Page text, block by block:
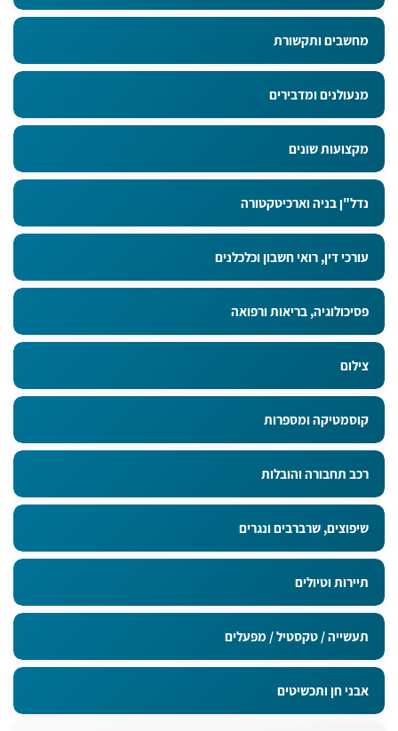
מחשבים ותקשורת
מנעולנים ומדבירים
מקצועות שונים
נדל"ן בניה וארכיטקטורה
עורכי דין, רואי חשבון וכלכלנים
פסיכולוגיה, בריאות ורפואה
צילום
קוסמטיקה ומספרות
רכב תחבורה והובלות
שיפוצים, שרברבים ונגרים
תיירות וטיולים
תעשייה / טקסטיל / מפעלים
אבני חן ותכשיטים